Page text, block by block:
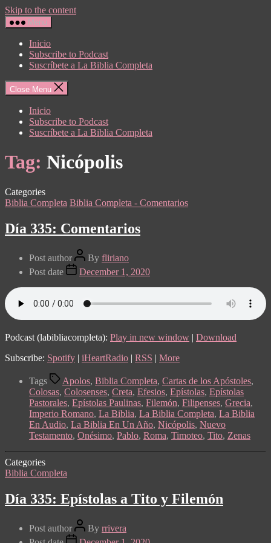
Skip to the content
Menu
Inicio
Subscribe to Podcast
Suscríbete a La Biblia Completa
Close Menu
Inicio
Subscribe to Podcast
Suscríbete a La Biblia Completa
Tag: Nicópolis
Categories
Biblia Completa Biblia Completa - Comentarios
Día 335: Comentarios
Post author By fliriano
Post date
December 1, 2020
Podcast (labibliacompleta): Play in new window | Download
Subscribe: Spotify | iHeartRadio | RSS | More
Tags Apolos, Biblia Completa, Cartas de los Apóstoles,
Colosas, Colosenses, Creta, Efesios, Epístolas, Epístolas
Pastorales, Epístolas Paulinas, Filemón, Filipenses, Grecia,
Imperio Romano, La Biblia, La Biblia Completa, La Biblia
En Audio, La Biblia En Un Año, Nicópolis, Nuevo
Testamento, Onésimo, Pablo, Roma, Timoteo, Tito, Zenas
Categories
Biblia Completa
Día 335: Epístolas a Tito y Filemón
Post author By rrivera